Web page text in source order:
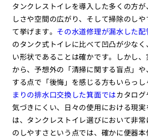
タンクレストイレを導入した多くの方
しさや空間の広がり、そして掃除のし
て挙げます。 その水道修理が漏水した
のタンク式トイレに比べて凹凸が少な
い形状であることは確かです。しかし
から、予想外の「清掃に関する盲点」
する点で「後悔」を感じる方もいらっ
まりの排水口交換した箕面ではカタロ
気づきにくい、日々の使用における現
は、タンクレストイレ選びにおいて非
のしやすさという点では、確かに便器